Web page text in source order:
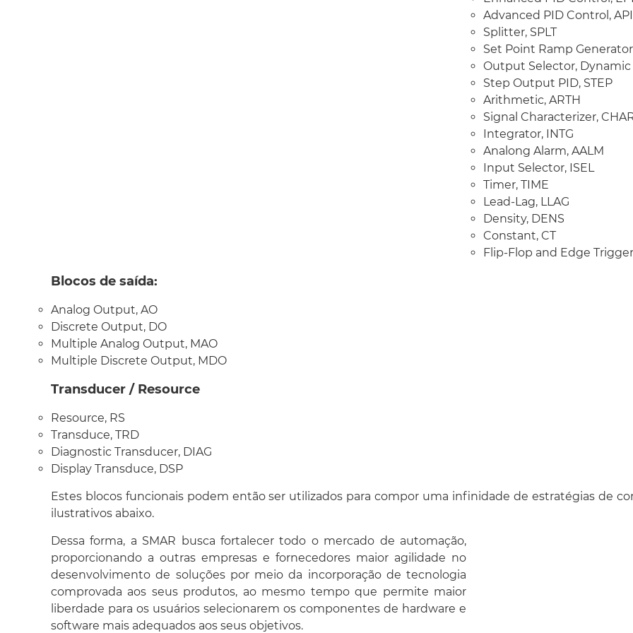
Transducer /
Resource, RS
Transduce, TRD
Diagnostic
Display Transduce, DSP
Estes blocos funcionais
infinidade de
exemplos ilustrativos
Dessa forma, a
fortalecer todo o
automação,
outras empresas e
maior
desenvolvimento de
Advanced PID Control,
Splitter, SPLT
Set Point Ramp
Output Selector, Dynamic
Step Output PID, STEP
Arithmetic, ARTH
Signal Characterizer,
Integrator, INTG
Analong Alarm, AALM
Input Selector, ISEL
Timer, TIME
Lead-Lag, LLAG
Density, DENS
Constant, CT
Flip-Flop and Edge
Blocos de saída:
Analog Output, AO
Discrete Output, DO
Multiple Analog Output, MAO
Multiple Discrete Output, MDO
Transducer / Resource
Resource, RS
Transduce, TRD
Diagnostic Transducer, DIAG
Display Transduce, DSP
Estes blocos funcionais podem então ser utilizados para compor uma infinidade de estratégias de
ilustrativos abaixo.
Dessa forma, a SMAR busca fortalecer todo o mercado de automação,
proporcionando a outras empresas e fornecedores maior agilidade no
desenvolvimento de soluções por meio da incorporação de tecnologia
comprovada aos seus produtos, ao mesmo tempo que permite maior
liberdade para os usuários selecionarem os componentes de hardware e
software mais adequados aos seus objetivos.